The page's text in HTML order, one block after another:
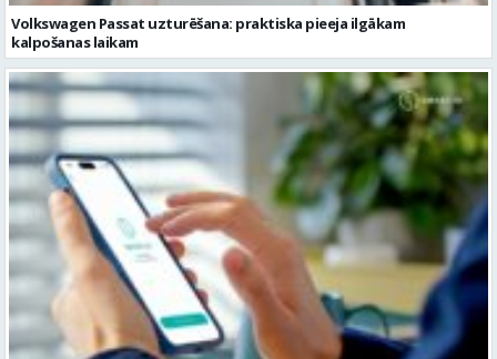
Volkswagen Passat uzturēšana: praktiska pieeja ilgākam
kalpošanas laikam